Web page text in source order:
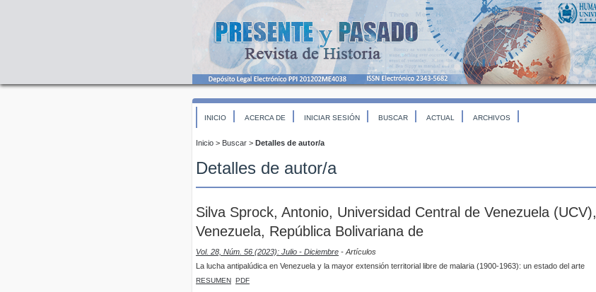
INICIO ACERCA DE INICIAR SESIÓN BUSCAR ACTUAL ARCHIVOS
Inicio > Buscar > Detalles de autor/a
Detalles de autor/a
Silva Sprock, Antonio, Universidad Central de Venezuela (UCV),
Venezuela, República Bolivariana de
Vol. 28, Núm. 56 (2023): Julio - Diciembre - Artículos
La lucha antipalúdica en Venezuela y la mayor extensión territorial libre de malaria (1900-1963): un estado del arte
RESUMEN PDF